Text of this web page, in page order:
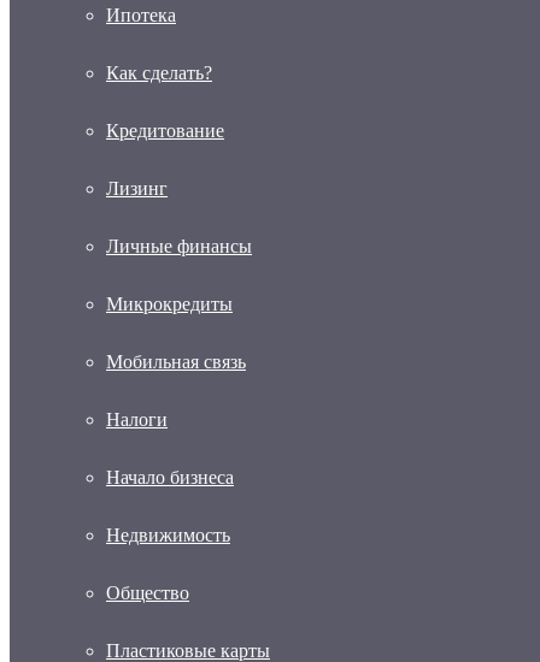
Ипотека
Как сделать?
Кредитование
Лизинг
Личные финансы
Микрокредиты
Мобильная связь
Налоги
Начало бизнеса
Недвижимость
Общество
Пластиковые карты